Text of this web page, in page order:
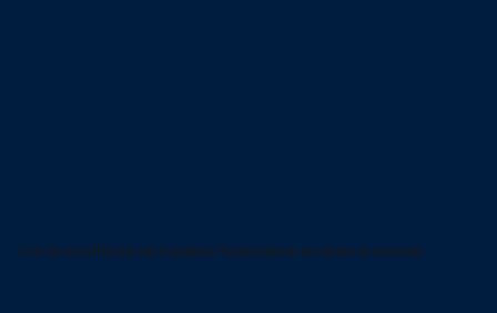
Con la confianza de equipos financieros en todo el mundo